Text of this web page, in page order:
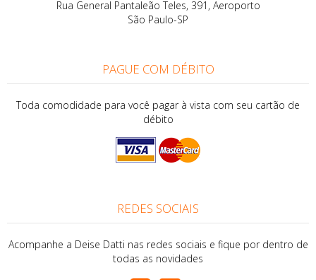
Rua General Pantaleão Teles, 391, Aeroporto
São Paulo-SP
PAGUE COM DÉBITO
Toda comodidade para você pagar à vista com seu cartão de
débito
REDES SOCIAIS
Acompanhe a Deise Datti nas redes sociais e fique por dentro de
todas as novidades